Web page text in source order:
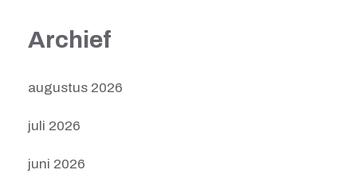
Archief
augustus 2026
juli 2026
juni 2026